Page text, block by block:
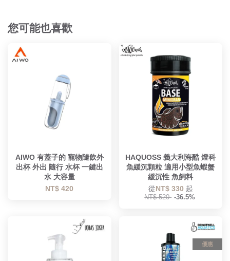
您可能也喜歡
AIWO 有蓋子的 寵物隨飲外
出杯 外出 隨行 水杯 一鍵出
水 大容量
NT$ 420
HAQUOSS 義大利海酷 燈科
魚緩沉顆粒 適用小型魚蝦蟹
緩沉性 魚飼料
從NT$ 330 起
NT$ 520 -36.5%
優惠